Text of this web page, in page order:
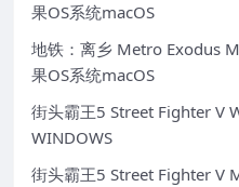
果OS系统macOS
地铁：离乡 Metro Exodus
果OS系统macOS
街头霸王5 Street Fighter V
WINDOWS
街头霸王5 Street Fighter V